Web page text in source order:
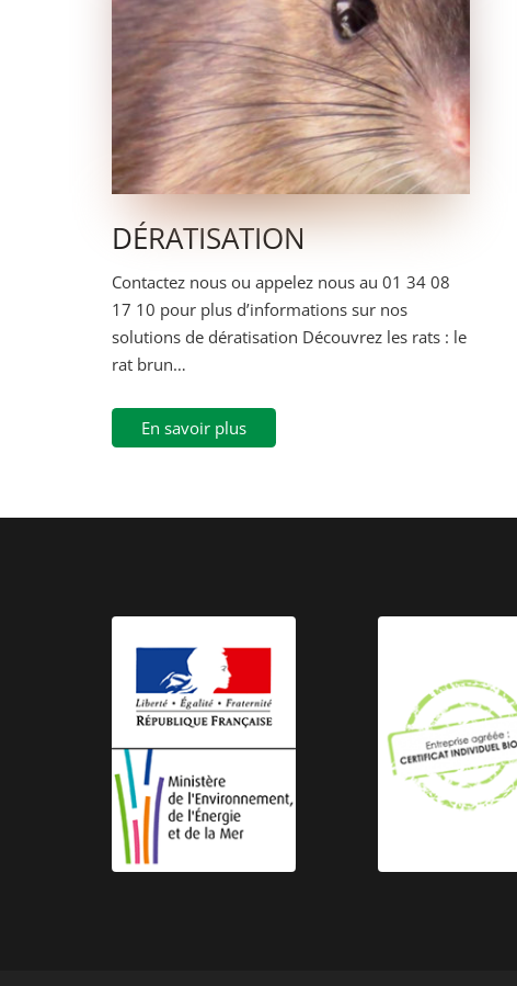
DÉRATISATION
Contactez nous ou appelez nous au 01 34 08
17 10 pour plus d’informations sur nos
solutions de dératisation Découvrez les rats : le
rat brun…
En savoir plus